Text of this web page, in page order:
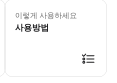
이렇게 사용하세요
사용방법